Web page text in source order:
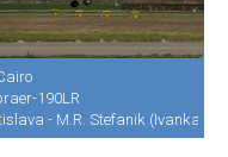
LZIB)
190LR
- M.R. Stefanik (Ivanka)